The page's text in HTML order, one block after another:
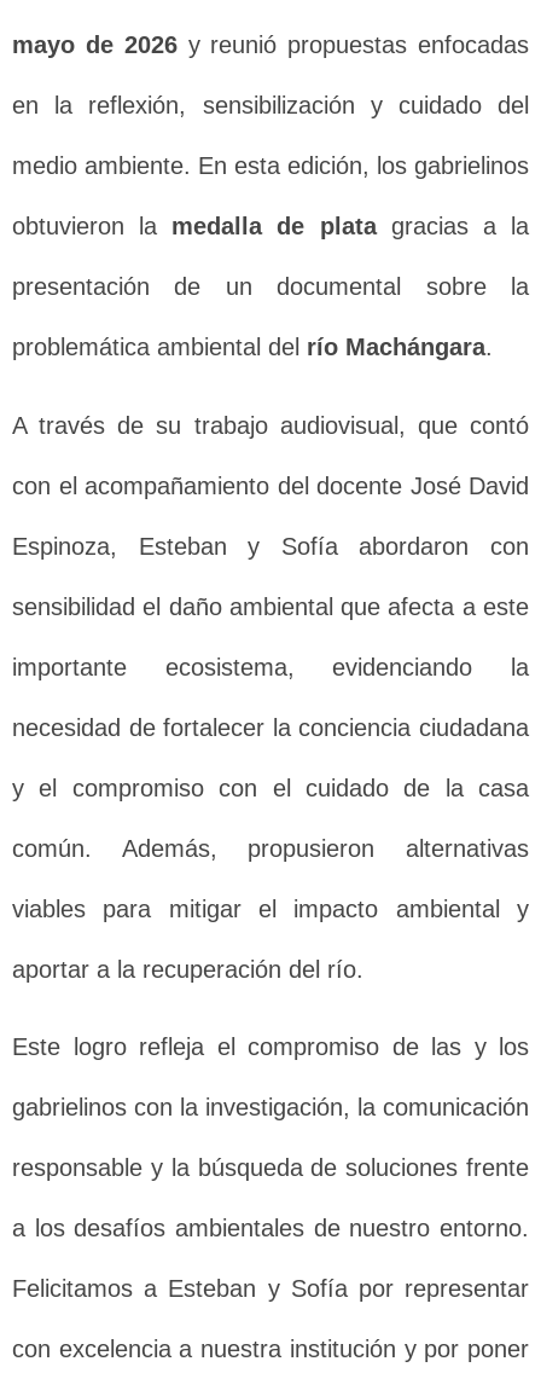
mayo de 2026y reunió propuestas enfocadas
en la reflexión, sensibilización y cuidado del
medio ambiente. En esta edición, los gabrielinos
obtuvieron la medalla de platagracias a la
presentación de un documental sobre la
problemática ambiental del río Machángara.
A través de su trabajo audiovisual, que contó
con el acompañamiento del docente José David
Espinoza, Esteban y Sofía abordaron con
sensibilidad el daño ambiental que afecta a este
importante ecosistema, evidenciando la
necesidad de fortalecer la conciencia ciudadana
y el compromiso con el cuidado de la casa
común. Además, propusieron alternativas
viables para mitigar el impacto ambiental y
aportar a la recuperación del río.
Este logro refleja el compromiso de las y los
gabrielinos con la investigación, la comunicación
responsable y la búsqueda de soluciones frente
a los desafíos ambientales de nuestro entorno.
Felicitamos a Esteban y Sofía por representar
con excelencia a nuestra institución y por poner